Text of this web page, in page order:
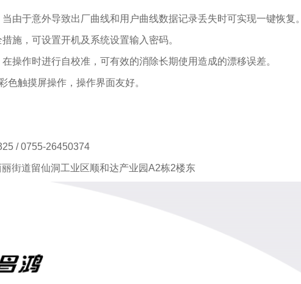
于意外导致出厂曲线和用户曲线数据记录丢失时可实现一键恢复。
，可设置开机及系统设置输入密码。
作时进行自校准，可有效的消除长期使用造成的漂移误差。
触摸屏操作，操作界面友好。
/ 0755-26450374
街道留仙洞工业区顺和达产业园A2栋2楼东